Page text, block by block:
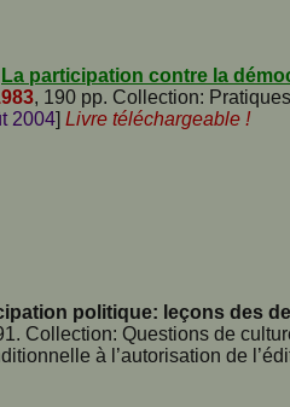
La participation contre la
, 190 pp. Collection:
2004] Livre téléchargeable !
politique: leçons des
Collection: Questions de
à l’autorisation de